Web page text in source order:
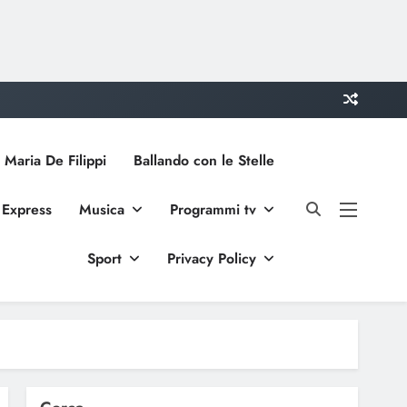
De Filippi Ballando con le Stelle
Musica Programmi tv
Sport Privacy Policy